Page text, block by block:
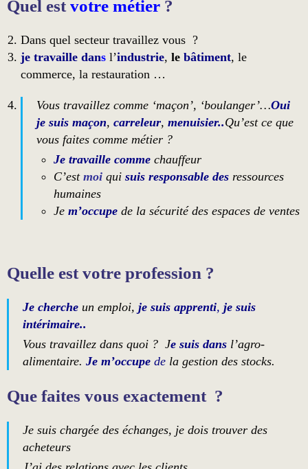
Quel estvotre métier ?
Dans quel secteur travaillez vous ?
je travaille dans l’industrie, le bâtiment, le
commerce, la restauration …
Vous travaillez comme ‘maçon’, ‘boulanger’…Oui
je suis maçon, carreleur, menuisier..Qu’est ce que
vous faites comme métier ?
Je travaille comme chauffeur
C’est moi qui suis responsable des ressources
humaines
Je m’occupe de la sécurité des espaces de ventes
Quelle est votre profession ?
Je cherche un emploi, je suis apprenti, je suis
intérimaire..
Vous travaillez dans quoi ? Je suis dans l’agro-
alimentaire. Je m’occupe de la gestion des stocks.
Que faites vous exactement ?
Je suis chargée des échanges, je dois trouver des
acheteurs